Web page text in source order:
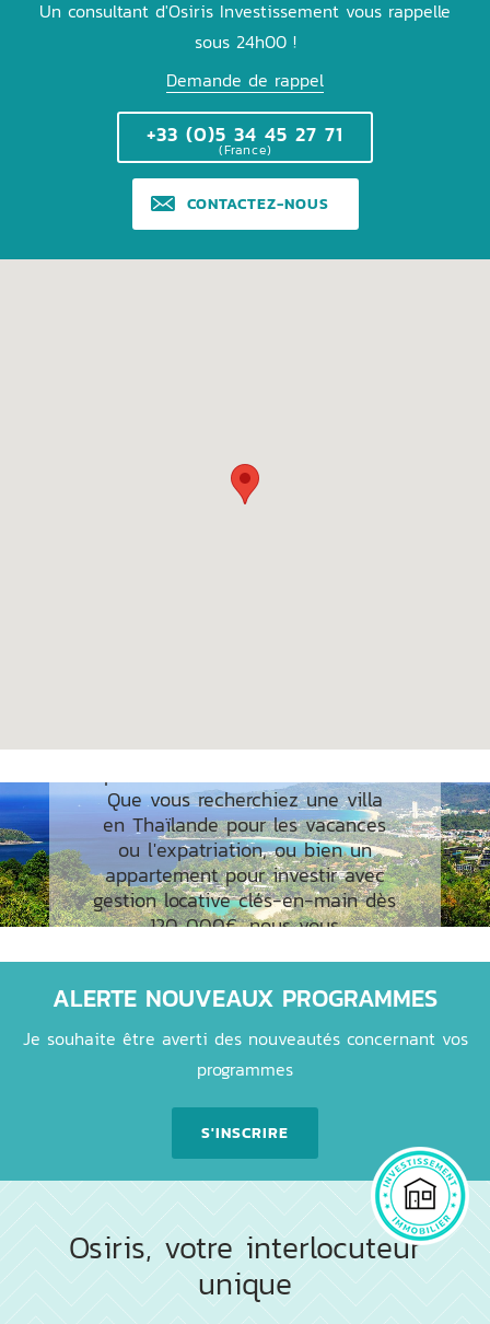
Un consultant d'Osiris Investissement vous rappelle
sous 24h00 !
Demande de rappel
+33 (0)5 34 45 27 71
(France)
CONTACTEZ-NOUS
Découvrez nos biens à la vente
Que vous recherchiez une villa
en Thaïlande pour les vacances
ou l'expatriation, ou bien un
appartement pour investir avec
gestion locative clés-en-main dès
120 000€, nous vous
ALERTE NOUVEAUX PROGRAMMES
Je souhaite être averti des nouveautés concernant vos
programmes
S'INSCRIRE
Osiris, votre interlocuteur
unique